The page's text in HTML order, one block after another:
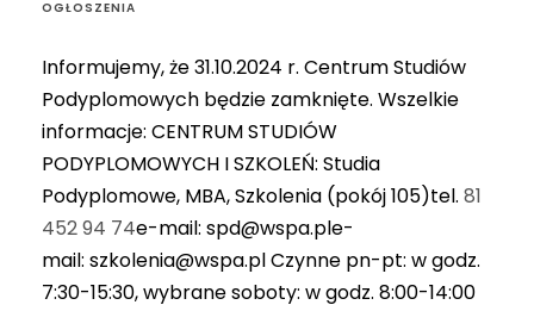
OGŁOSZENIA
Informujemy, że 31.10.2024 r. Centrum Studiów
Podyplomowych będzie zamknięte. Wszelkie
informacje: CENTRUM STUDIÓW
PODYPLOMOWYCH I SZKOLEŃ: Studia
Podyplomowe, MBA, Szkolenia (pokój 105)tel. 81
452 94 74e-mail: spd@wspa.ple-
mail: szkolenia@wspa.pl Czynne pn-pt: w godz.
7:30-15:30, wybrane soboty: w godz. 8:00-14:00